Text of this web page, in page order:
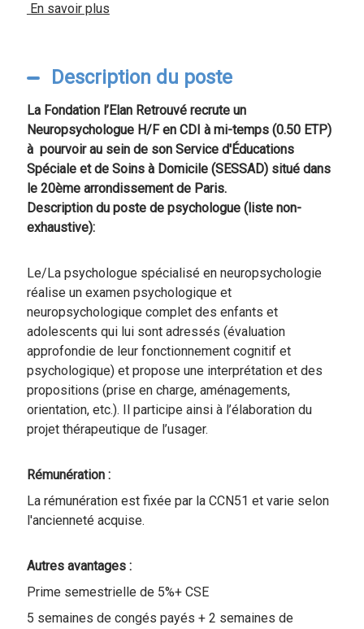
En savoir plus
Description du poste
La Fondation l’Elan Retrouvé recrute un
Neuropsychologue H/F en CDI à mi-temps (0.50 ETP)
à pourvoir au sein de son Service d'Éducations
Spéciale et de Soins à Domicile (SESSAD) situé dans
le 20ème arrondissement de Paris.
Description du poste de psychologue (liste non-
exhaustive):
Le/La psychologue spécialisé en neuropsychologie
réalise un examen psychologique et
neuropsychologique complet des enfants et
adolescents qui lui sont adressés (évaluation
approfondie de leur fonctionnement cognitif et
psychologique) et propose une interprétation et des
propositions (prise en charge, aménagements,
orientation, etc.). Il participe ainsi à l’élaboration du
projet thérapeutique de l’usager.
Rémunération :
La rémunération est fixée par la CCN51 et varie selon
l'ancienneté acquise.
Autres avantages :
Prime semestrielle de 5%+ CSE
5 semaines de congés payés + 2 semaines de